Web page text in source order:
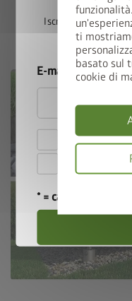
ti
basato sul
cookie di
Iscrivetevi ora alla
E-mail
Accetto le
* = campo